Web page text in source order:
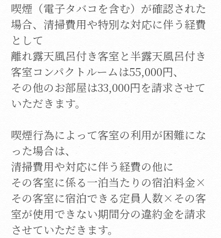
喫煙（電子タバコを含む）が確認された
場合、清掃費用や特別な対応に伴う経費
として
離れ露天風呂付き客室と半露天風呂付き
客室コンパクトルームは55,000円、
その他のお部屋は33,000円を請求させて
いただきます。
喫煙行為によって客室の利用が困難にな
った場合は、
清掃費用や対応に伴う経費の他に
その客室に係る一泊当たりの宿泊料金×
その客室に宿泊できる定員人数×その客
室が使用できない期間分の違約金を請求
させていただきます。